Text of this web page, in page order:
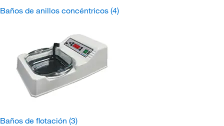
Baños de anillos concéntricos (4)
Baños de flotación (3)